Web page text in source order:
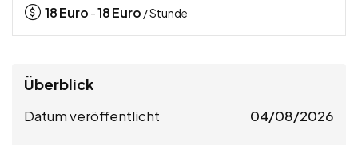
18Euro -18Euro / Stunde
Überblick
Datum veröffentlicht 04/08/2026